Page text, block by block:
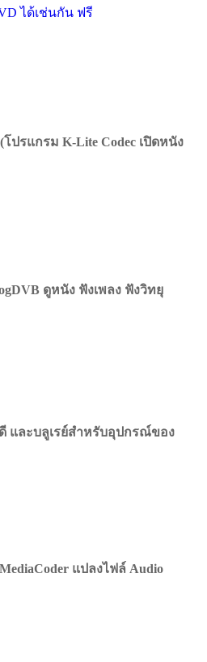
ได้เช่นกัน ฟรี
โปรแกรม K-Lite Codec เปิดหนัง
ดูหนัง ฟังเพลง ฟังวิทยุ
และบลูเรย์สำหรับอุปกรณ์ของ
แปลงไฟล์ Audio